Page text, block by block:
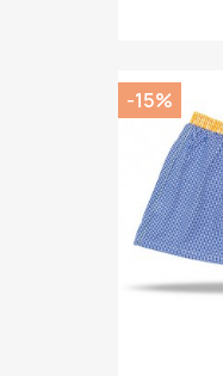
-15%